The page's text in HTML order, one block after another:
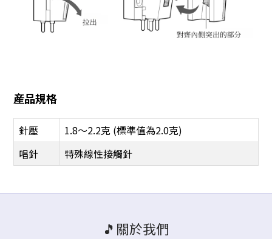
産品規格
針壓
1.8～2.2克 (標準值為2.0克)
唱針
特殊線性接觸針
🎵關於我們